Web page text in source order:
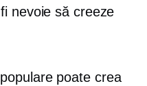
nevoie să creeze
poate crea